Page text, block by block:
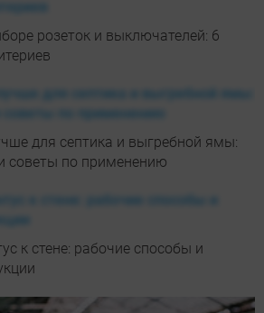
розеток и выключателей: 6
для септика и выгребной ямы:
советы по применению
к стене: рабочие способы и